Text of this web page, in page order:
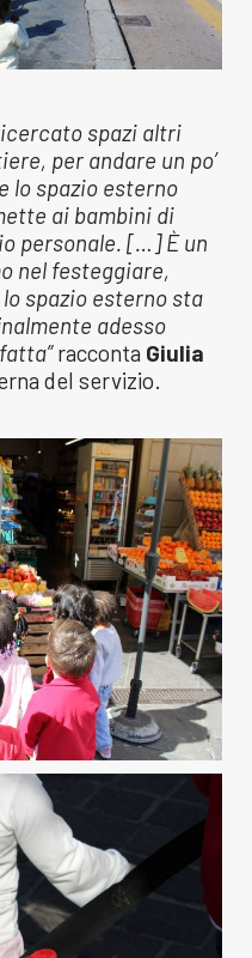
spazi altri
per andare un po’
lo spazio esterno
ai bambini di
personale. […] È un
nel festeggiare,
spazio esterno sta
adesso
racconta Giulia
del servizio.